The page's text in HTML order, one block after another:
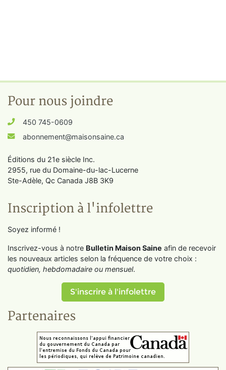
Pour nous joindre
450 745-0609
abonnement@maisonsaine.ca
Éditions du 21e siècle Inc.
2955, rue du Domaine-du-lac-Lucerne
Ste-Adèle, Qc Canada J8B 3K9
Inscription à l'infolettre
Soyez informé !
Inscrivez-vous à notre Bulletin Maison Saine afin de recevoir
les nouveaux articles selon la fréquence de votre choix :
quotidien, hebdomadaire ou mensuel.
S'inscrire à l'infolettre
Partenaires